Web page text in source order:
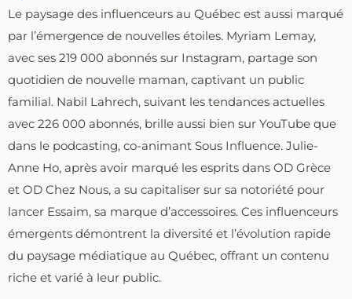
Le paysage des influenceurs au Québec est aussi marqué
par l’émergence de nouvelles étoiles. Myriam Lemay,
avec ses 219 000 abonnés sur Instagram, partage son
quotidien de nouvelle maman, captivant un public
familial. Nabil Lahrech, suivant les tendances actuelles
avec 226 000 abonnés, brille aussi bien sur YouTube que
dans le podcasting, co-animant Sous Influence. Julie-
Anne Ho, après avoir marqué les esprits dans OD Grèce
et OD Chez Nous, a su capitaliser sur sa notoriété pour
lancer Essaim, sa marque d’accessoires. Ces influenceurs
émergents démontrent la diversité et l’évolution rapide
du paysage médiatique au Québec, offrant un contenu
riche et varié à leur public.